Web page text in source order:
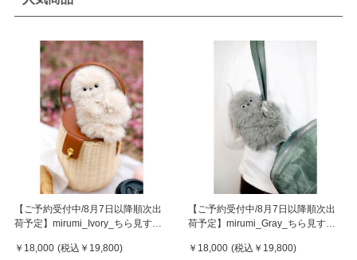
【ご予約受付中/8月7日以降順次出
荷予定】mirumi_Ivory_ちら見する
リー
￥18,000 (税込 ￥19,800)
【ご予約受付中/8月7日以降順次出
荷予定】mirumi_Gray_ちら見する
￥18,000 (税込 ￥19,800)